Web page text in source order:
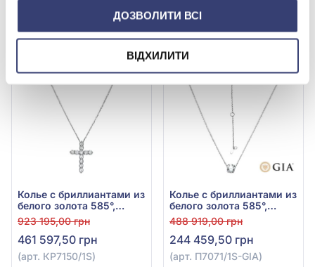
ДОЗВОЛИТИ ВСІ
ВІДХИЛИТИ
Купить
Колье с бриллиантами из
белого золота 585°,
Бриллиант 3,36ct, арт.
КР7150/1S
923 195,00 грн
461 597,50 грн
(арт. КР7150/1S)
-50%
Колье с бриллиантами из
белого золота 585°,
Бриллиант 1ct, арт.
П7071/1S-GIA
488 919,00 грн
244 459,50 грн
(арт. П7071/1S-GIA)